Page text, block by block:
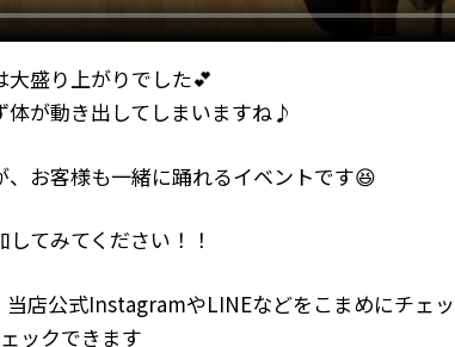
盛り上がりでした💕
体が動き出してしまいますね♪
お客様も一緒に踊れるイベントです😆
てみてください！！
店公式InstagramやLINEなどをこまめにチェ
ックできます